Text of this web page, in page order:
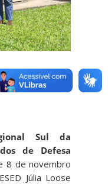
Sul da
de Defesa
8 de novembro
Júlia Loose